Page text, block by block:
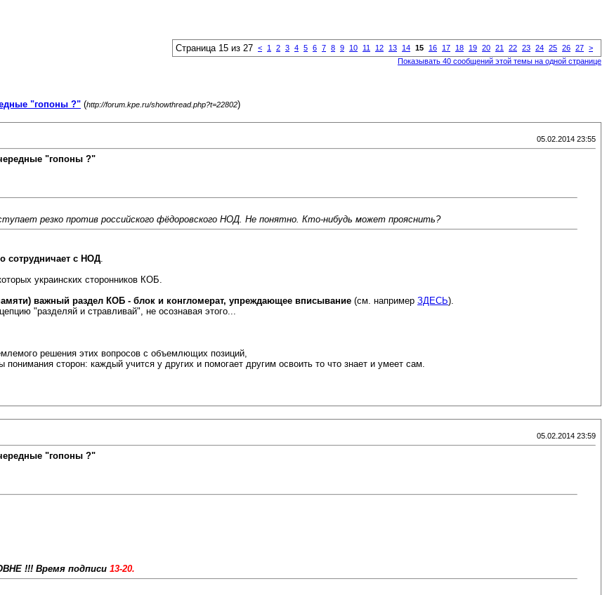
Страница 15 из 27 < 1 2 3 4 5 6 7 8 9 10 11 12 13 14 15 16 17 18 19 20 21 22 23 24 25 26 27 >
Показывать 40 сообщений этой темы на одной странице
"гопоны ?" (http://forum.kpe.ru/showthread.php?t=22802)
05.02.2014 23:55
"гопоны ?"
резко против российского фёдоровского НОД. Не понятно. Кто-нибудь может прояснить?
сотрудничает с НОД.
украинских сторонников КОБ.
важный раздел КОБ - блок и конгломерат, упреждающее вписывание (см. например ЗДЕСЬ).
"разделяй и стравливай", не осознавая этого...
решения этих вопросов с объемлющих позиций,
сторон: каждый учится у других и помогает другим освоить то что знает и умеет сам.
05.02.2014 23:59
"гопоны ?"
!!! Время подписи 13-20.